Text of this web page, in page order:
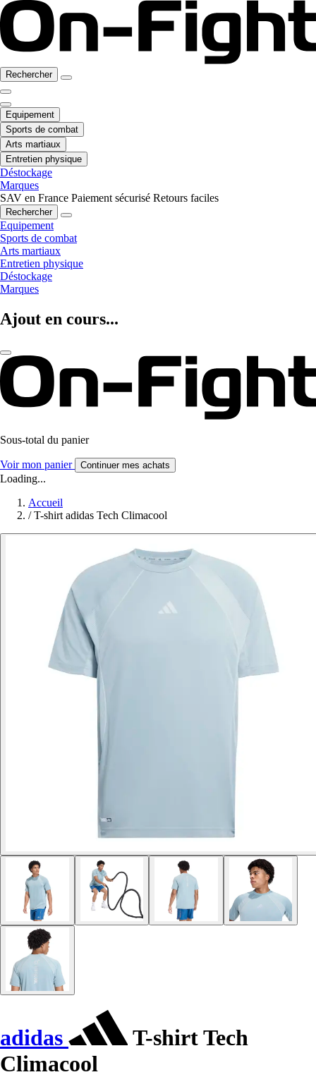
Rechercher
Equipement
Sports de combat
Arts martiaux
Entretien physique
Déstockage
Marques
SAV en France Paiement sécurisé Retours faciles
Rechercher
Equipement
Sports de combat
Arts martiaux
Entretien physique
Déstockage
Marques
Ajout en cours...
Sous-total du panier
Voir mon panier Continuer mes achats
Loading...
Accueil
/ T-shirt adidas Tech Climacool
adidas
T-shirt Tech
Climacool